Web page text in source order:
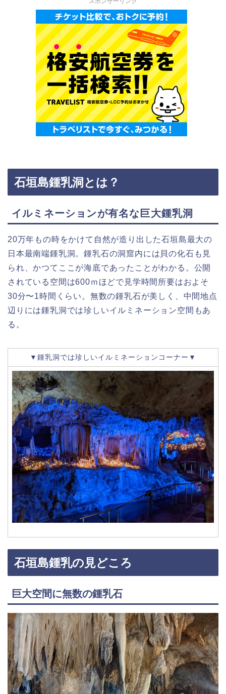
石垣島鍾乳洞とは？
イルミネーションが有名な巨大鍾乳洞
20万年もの時をかけて自然が造り出した石垣島最大の
日本最南端鍾乳洞。鍾乳石の洞窟内には貝の化石も見
られ、かつてここが海底であったことがわかる。公開
されている空間は600ｍほどで見学時間所要はおよそ
30分〜1時間くらい。無数の鍾乳石が美しく、中間地点
辺りには鍾乳洞では珍しいイルミネーション空間もあ
る。
▼鍾乳洞では珍しいイルミネーションコーナー▼
石垣島鍾乳の見どころ
巨大空間に無数の鍾乳石